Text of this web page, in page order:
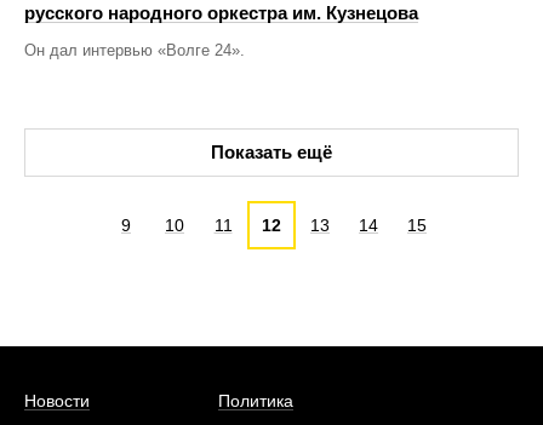
русского народного оркестра им. Кузнецова
Он дал интервью «Волге 24».
Показать ещё
9 10 11 12 13 14 15
Новости
Политика